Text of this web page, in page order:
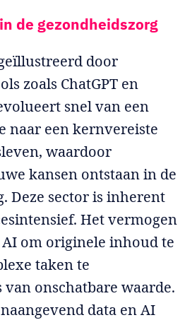
de gezondheidszorg
door
zoals ChatGPT en
snel van een
naar een kernvereiste
waardoor
kansen ontstaan in de
Deze sector is inherent
Het vermogen
om originele inhoud te
taken te
onschatbare waarde.
data en AI